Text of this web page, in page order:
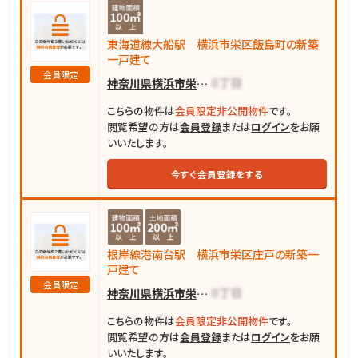
会員限定
東海道線大船駅 横浜市栄区飯島町の新築
一戸建て
神奈川県横浜市栄区飯島町
こちらの物件は会員限定非公開物件です。
閲覧希望の方は会員登録またはログインをお願
いいたします。
今すぐ会員登録をする
会員限定
根岸線港南台駅 横浜市栄区庄戸の新築一
戸建て
神奈川県横浜市栄区庄戸
こちらの物件は会員限定非公開物件です。
閲覧希望の方は会員登録またはログインをお願
いいたします。